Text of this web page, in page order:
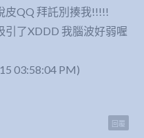
皮QQ 拜託別揍我!!!!!
引了XDDD 我腦波好弱喔
03:58:04 PM)
回覆